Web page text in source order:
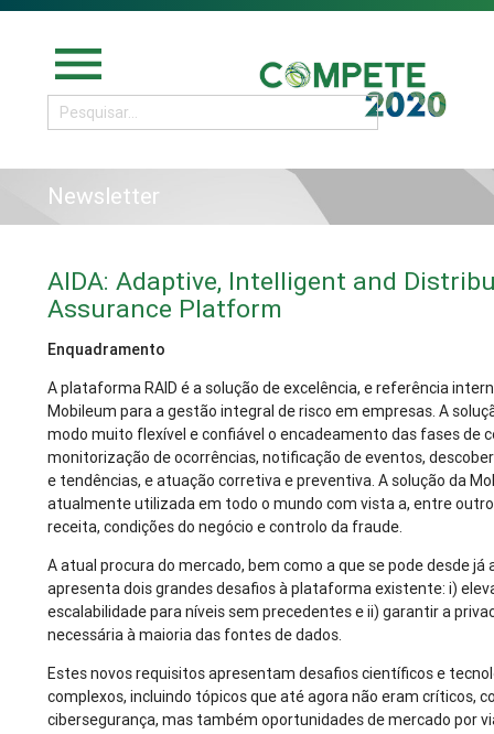
menu
Newsletter
AIDA: Adaptive, Intelligent and
Assurance Platform
Enquadramento
A plataforma RAID é a solução de excelência, e referência
Mobileum para a gestão integral de risco em empresas. A
modo muito flexível e confiável o encadeamento das fases de
monitorização de ocorrências, notificação de eventos,
e tendências, e atuação corretiva e preventiva. A solução da
atualmente utilizada em todo o mundo com vista a, entre
receita, condições do negócio e controlo da fraude.
A atual procura do mercado, bem como a que se pode desde já
apresenta dois grandes desafios à plataforma existente: i)
escalabilidade para níveis sem precedentes e ii) garantir a
necessária à maioria das fontes de dados.
Estes novos requisitos apresentam desafios científicos e
complexos, incluindo tópicos que até agora não eram críticos,
cibersegurança, mas também oportunidades de mercado por